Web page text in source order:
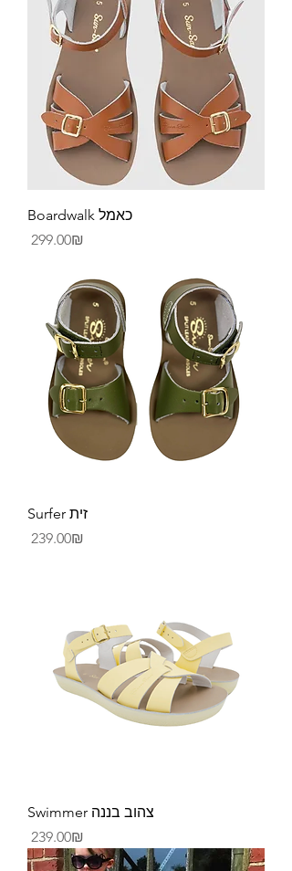
Boardwalk כאמל
Price
‏299.00 ‏₪
Surfer זית
Price
‏239.00 ‏₪
Swimmer צהוב בננה
Price
‏239.00 ‏₪